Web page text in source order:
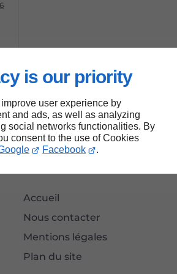
is our priority
user experience by
and ads, as well as analyzing
social networks functionalities. By
consent to the use of Cookies
Facebook .
Accueil
Nous contacter
Mentions légales
Plan du site